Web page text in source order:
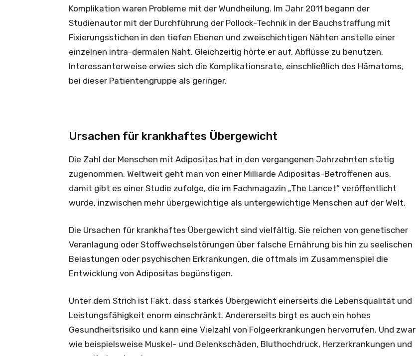
Komplikation waren Probleme mit der Wundheilung. Im Jahr 2011 begann der
Studienautor mit der Durchführung der Pollock-Technik in der Bauchstraffung mit
Fixierungsstichen in den tiefen Ebenen und zweischichtigen Nähten anstelle einer
einzelnen intra-dermalen Naht. Gleichzeitig hörte er auf, Abflüsse zu benutzen.
Interessanterweise erwies sich die Komplikationsrate, einschließlich des Hämatoms,
bei dieser Patientengruppe als geringer.
Ursachen für krankhaftes Übergewicht
Die Zahl der Menschen mit Adipositas hat in den vergangenen Jahrzehnten stetig
zugenommen. Weltweit geht man von einer Milliarde Adipositas-Betroffenen aus,
damit gibt es einer Studie zufolge, die im Fachmagazin „The Lancet“ veröffentlicht
wurde, inzwischen mehr übergewichtige als untergewichtige Menschen auf der Welt.
Die Ursachen für krankhaftes Übergewicht sind vielfältig. Sie reichen von genetischer
Veranlagung oder Stoffwechselstörungen über falsche Ernährung bis hin zu seelischen
Belastungen oder psychischen Erkrankungen, die oftmals im Zusammenspiel die
Entwicklung von Adipositas begünstigen.
Unter dem Strich ist Fakt, dass starkes Übergewicht einerseits die Lebensqualität und
Leistungsfähigkeit enorm einschränkt. Andererseits birgt es auch ein hohes
Gesundheitsrisiko und kann eine Vielzahl von Folgeerkrankungen hervorrufen. Und zwar
wie beispielsweise Muskel- und Gelenkschäden, Bluthochdruck, Herzerkrankungen und